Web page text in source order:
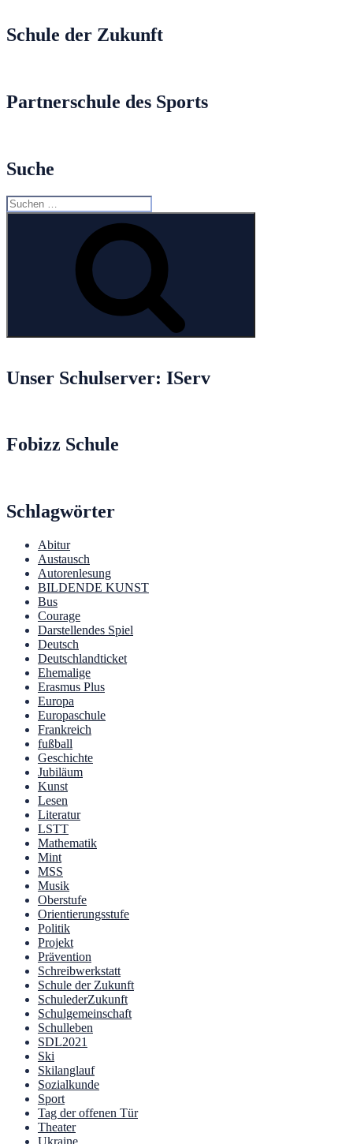
Schule der Zukunft
Partnerschule des Sports
Suche
Suche
nach:
Unser Schulserver: IServ
Fobizz Schule
Schlagwörter
Abitur
Austausch
Autorenlesung
BILDENDE KUNST
Bus
Courage
Darstellendes Spiel
Deutsch
Deutschlandticket
Ehemalige
Erasmus Plus
Europa
Europaschule
Frankreich
fußball
Geschichte
Jubiläum
Kunst
Lesen
Literatur
LSTT
Mathematik
Mint
MSS
Musik
Oberstufe
Orientierungsstufe
Politik
Projekt
Prävention
Schreibwerkstatt
Schule der Zukunft
SchulederZukunft
Schulgemeinschaft
Schulleben
SDL2021
Ski
Skilanglauf
Sozialkunde
Sport
Tag der offenen Tür
Theater